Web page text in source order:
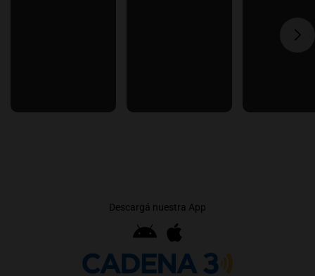
Descargá nuestra App